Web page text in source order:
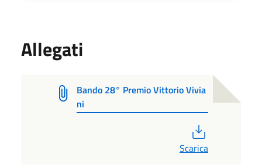
Allegati
Bando 28° Premio Vittorio Vivia
ni
Scarica